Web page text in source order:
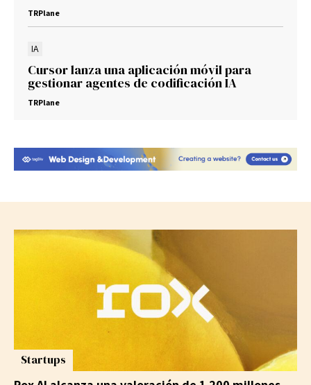
TRPlane
IA
Cursor lanza una aplicación móvil para
gestionar agentes de codificación IA
TRPlane
Startups